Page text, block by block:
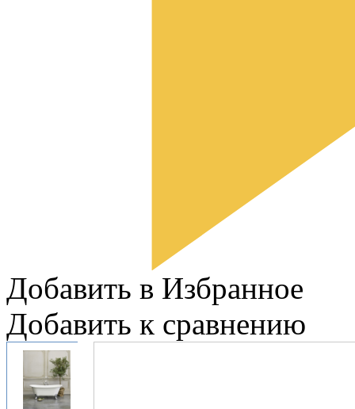
Добавить в Избранное
Добавить к сравнению